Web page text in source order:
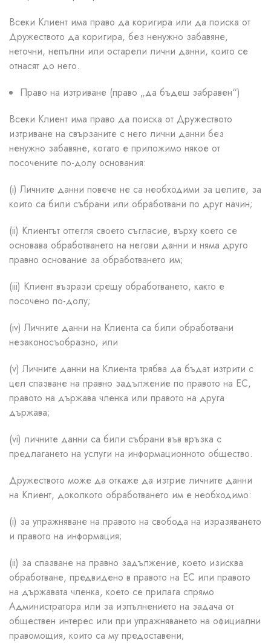
Всеки Клиент има право да коригира или да поиска от
Дружеството да коригира, без ненужно забавяне,
неточни, непълни или остарели лични данни, които се
отнасят до него.
Право на изтриване (право „да бъдеш забравен“)
Всеки Клиент има право да поиска от Дружеството
изтриване на свързаните с него лични данни без
ненужно забавяне, когато е приложимо някое от
посочените по-долу основания:
(i) Личните данни повече не са необходими за целите, за
които са били събрани или обработвани по друг начин;
(ii) Клиентът оттегля своето съгласие, върху което се
основава обработването на негови данни и няма друго
правно основание за обработването им;
(iii) Клиент възрази срещу обработването, както е
посочено по-долу;
(iv) Личните данни на Клиента са били обработвани
незаконосъобразно; или
(v) Личните данни на Клиента трябва да бъдат изтрити с
цел спазване на правно задължение по правото на ЕС,
правото на държава членка или правото на друга
държава;
(vi) личните данни са били събрани във връзка с
предлагането на услуги на информационното общество.
Дружеството може да откаже да изтрие личните данни
на Клиент, доколкото обработването им е необходимо:
(i) за упражняване на правото на свобода на изразяването
и правото на информация;
(ii) за спазване на правно задължение, което изисква
обработване, предвидено в правото на ЕС или правото
на държавата членка, което се прилага спрямо
Администратора или за изпълнението на задача от
обществен интерес или при упражняването на официални
правомощия, които са му предоставени;